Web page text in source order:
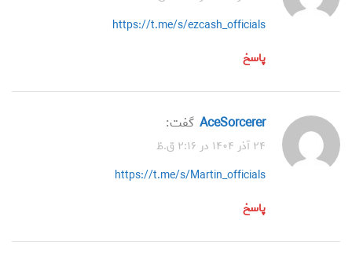
https://t.me/s/ezcash_officials
پاسخ
AceSorcerer گفت:
۲۴ آذر ۱۴۰۴ در ۲:۱۶ ق.ظ
https://t.me/s/Martin_officials
پاسخ